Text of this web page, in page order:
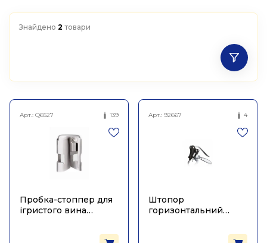
Знайдено 2 товари
Арт.: Q6527 139
Пробка-стоппер для
ігристого вина
Арт.: 92667 4
Штопор
горизонтальний